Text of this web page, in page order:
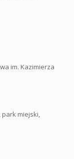
im. Kazimierza
miejski,